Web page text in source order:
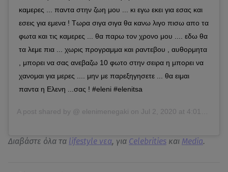
καμερες ... παντα στην ζωη μου ... κι εγω εκει για εσας και
εσεις για εμενα ! Τωρα σιγα σιγα θα κανω λιγο πισω απο τα
φωτα και τις καμερες ... θα παρω τον χρονο μου .... εδω θα
τα λεμε πια ... χωρις προγραμμα και ραντεβου , αυθορμητα
, μπορει να σας ανεβαζω 10 φωτο στην σειρα η μπορει να
χανομαι για μερες .... μην με παρεξηγησετε ... θα ειμαι
παντα η Ελενη ...σας ! #eleni #elenitsa
A post shared by @ elenimenegaki on Jul 2, 2020 at 4:01am PDT
Διαβάστε όλα τα lifestyle νεα, για Celebrities και Media.